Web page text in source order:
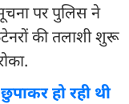
पर पुलिस ने
की तलाशी शुरू
हो रही थी